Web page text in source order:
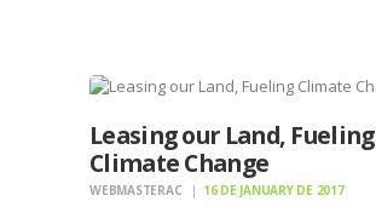
Leasing our Land, Fueling
Climate Change
WEBMASTERAC 16 DE JANUARY DE 2017